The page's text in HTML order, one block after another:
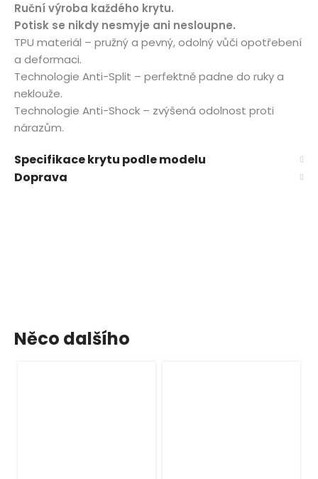
Ruční výroba každého krytu.
Potisk se nikdy nesmyje ani nesloupne.
TPU materiál – pružný a pevný, odolný vůči opotřebení
a deformaci.
Technologie Anti-Split – perfektně padne do ruky a
neklouže.
Technologie Anti-Shock – zvýšená odolnost proti
nárazům.
Specifikace krytu podle modelu
Doprava
Něco dalšího